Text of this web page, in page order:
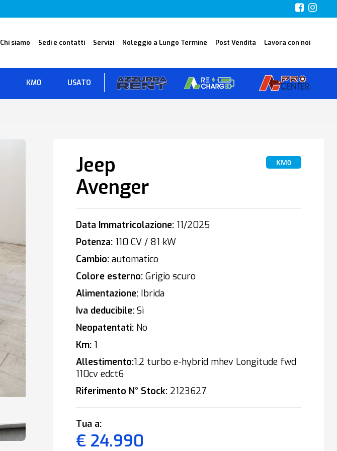
Chi siamo Sedi e contatti Servizi Noleggio a Lungo Termine Post Vendita Lavora con noi
KM0 USATO
Jeep
Avenger
KM0
Data Immatricolazione:11/2025
Potenza:110 CV / 81 kW
Cambio:automatico
Colore esterno:Grigio scuro
Alimentazione:Ibrida
Iva deducibile:Sì
Neopatentati:No
Km:1
Allestimento:1.2 turbo e-hybrid mhev Longitude fwd
110cv edct6
Riferimento N° Stock:2123627
Tua a:
€ 24.990